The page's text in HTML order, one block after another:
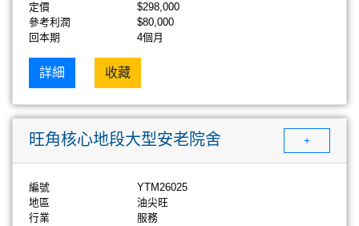
定價
$298,000
參考利潤
$80,000
回本期
4個月
詳細 收藏
旺角核心地段大型安老院舍 +
編號
YTM26025
地區
油尖旺
行業
服務